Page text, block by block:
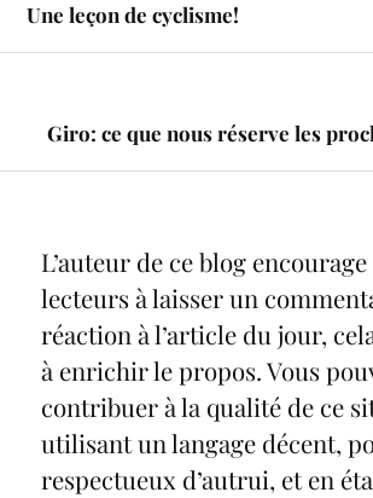
Une leçon de cyclisme!
Giro: ce que nous réserve les
L’auteur de ce blog
lecteurs à laisser un
réaction à l’article du jour,
à enrichir le propos. Vous
contribuer à la qualité de ce
utilisant un langage décent,
respectueux d’autrui, et en